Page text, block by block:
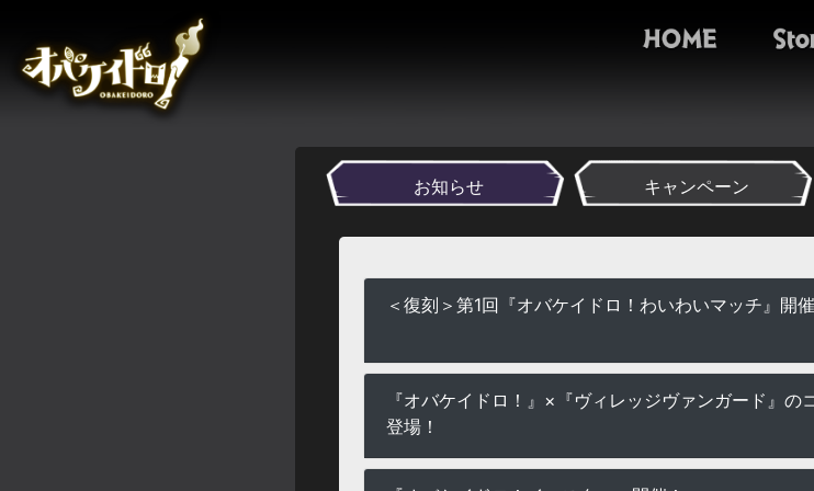
お知らせ キャンペーン
＜復刻＞第1回『オバケイドロ！わいわいマッチ』開催
『オバケイドロ！』×『ヴィレッジヴァンガード』の
登場！